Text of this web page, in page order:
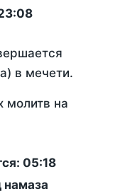
в мечети.
молитв на
05:18